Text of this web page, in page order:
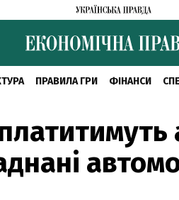
ПРАВИЛА ГРИ ФІНАНСИ